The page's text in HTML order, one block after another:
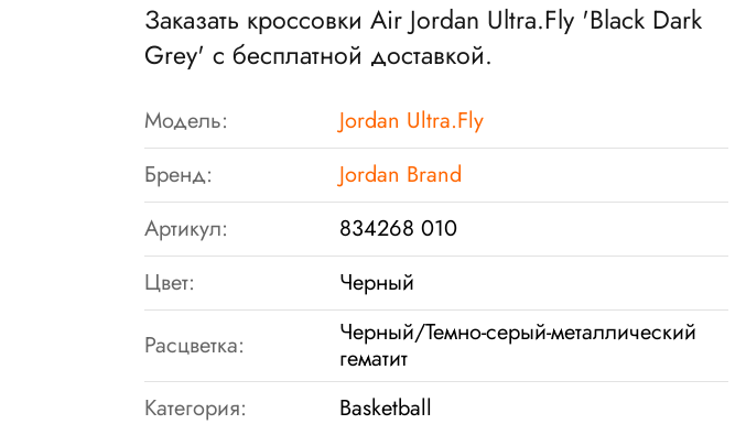
Заказать кроссовки Air Jordan Ultra.Fly 'Black Dark
Grey' с бесплатной доставкой.
Модель:
Jordan Ultra.Fly
Бренд:
Jordan Brand
Артикул:
834268 010
Цвет:
Черный
Расцветка:
Черный/Темно-серый-металлический
гематит
Категория:
Basketball